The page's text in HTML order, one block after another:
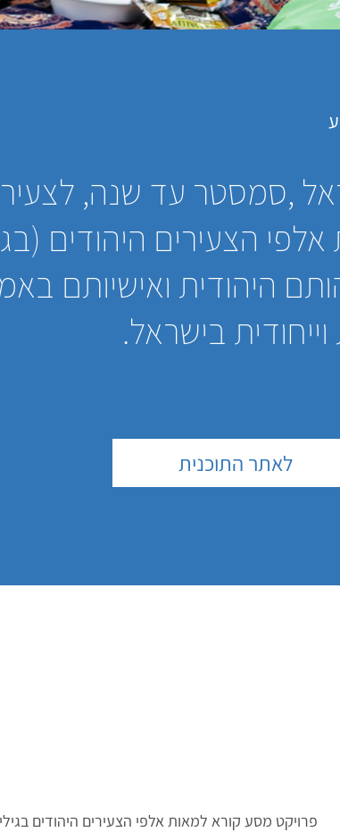
,סמסטר עד שנה,
הצעירים היהודים
היהודית ואישיותם
בישראל.
לאתר התוכנית